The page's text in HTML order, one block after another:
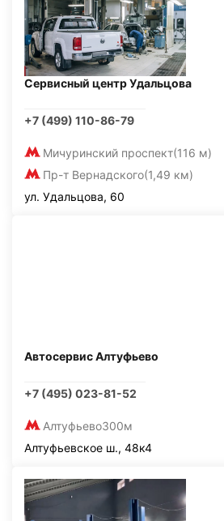
Сервисный центр Удальцова
+7 (499) 110-86-79
Мичуринский проспект(116 м)
Пр-т Вернадского(1,49 км)
ул. Удальцова, 60
Автосервис Алтуфьево
+7 (495) 023-81-52
Алтуфьево300м
Алтуфьевское ш., 48к4